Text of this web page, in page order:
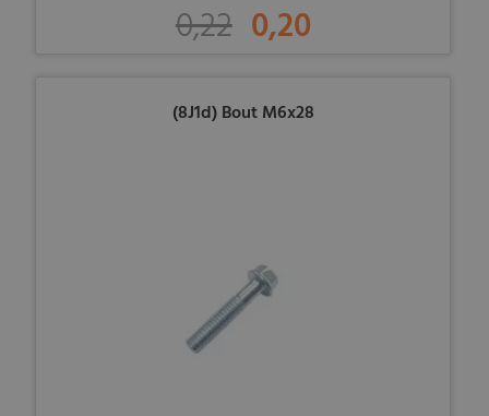
0,22 0,20
(8J1d) Bout M6x28